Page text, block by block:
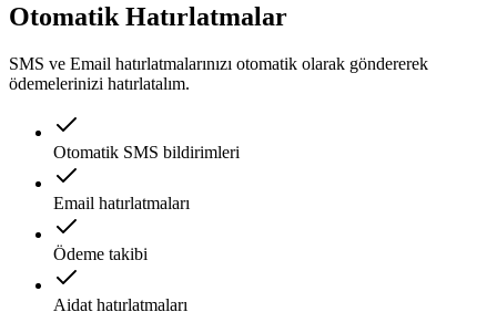
Otomatik Hatırlatmalar
SMS ve Email hatırlatmalarınızı otomatik olarak göndererek
ödemelerinizi hatırlatalım.
Otomatik SMS bildirimleri
Email hatırlatmaları
Ödeme takibi
Aidat hatırlatmaları